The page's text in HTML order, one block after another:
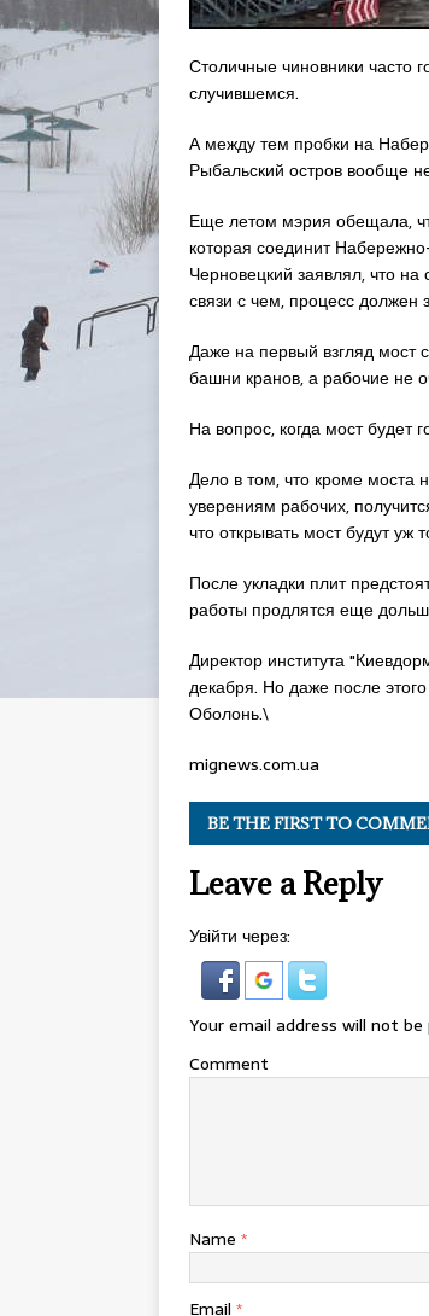
Столичные чиновники часто
случившемся.
А между тем пробки на
Рыбальский остров вообще
Еще летом мэрия обещала,
которая соединит
Черновецкий заявлял, что
связи с чем, процесс должен
Даже на первый взгляд мост
башни кранов, а рабочие не
На вопрос, когда мост будет
Дело в том, что кроме моста
уверениям рабочих,
что открывать мост будут уж
После укладки плит
работы продлятся еще
Директор института
декабря. Но даже после
Оболонь.\
mignews.com.ua
BE THE FIRST TO
Leave a Reply
Увійти через:
Your email address will not be
Comment
Name *
Email *